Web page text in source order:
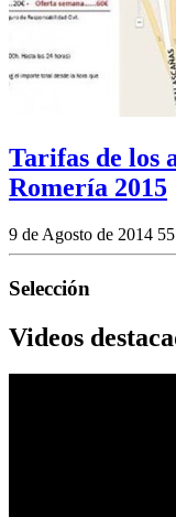
Tarifas de los
Romería 2015
9 de Agosto de 2014
Selección
Videos